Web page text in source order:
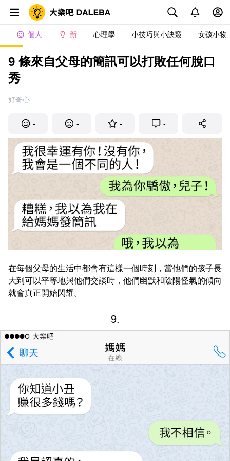
個人 新 心理學 小技巧與小訣竅 女孩小物
9 條來自父母的簡訊可以打敗任何脫口
秀
好奇心
- - - -
在每個父母的生活中都會有這樣一個時刻，當他們的孩子長
大到可以平等地與他們交談時，他們幽默和陰陽怪氣的傾向
就會真正開始閃耀。
9.